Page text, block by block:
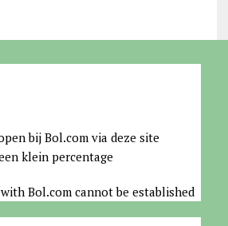
bij Bol.com via deze site
klein percentage
Bol.com cannot be established